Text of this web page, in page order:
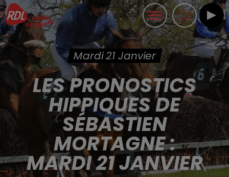
Mardi 21 Janvier
LES PRONOSTICS
HIPPIQUES DE
SÉBASTIEN
MORTAGNE :
MARDI 21 JANVIER